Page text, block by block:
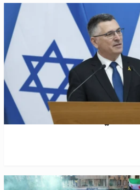
في سوريا